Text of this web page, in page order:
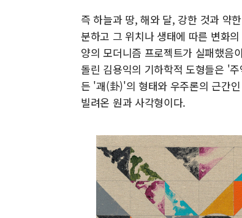
즉 하늘과 땅, 해와 달, 강한 것과 약
분하고 그 위치나 생태에 따른 변화
양의 모더니즘 프로젝트가 실패했음
돌린 김용익의 기하학적 도형들은 '
든 '괘(卦)'의 형태와 우주론의 근간
빌려온 원과 사각형이다.